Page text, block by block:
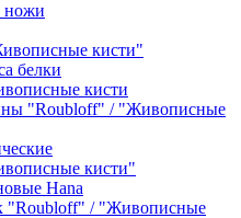
ножи
кисти"
белки
кисти
"Roubloff" / "Живописные
кисти"
Hana
"Roubloff" / "Живописные